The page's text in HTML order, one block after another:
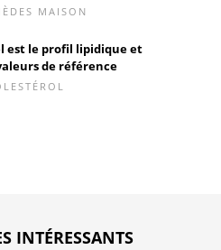
MAISON
est le profil lipidique et
de référence
INTÉRESSANTS